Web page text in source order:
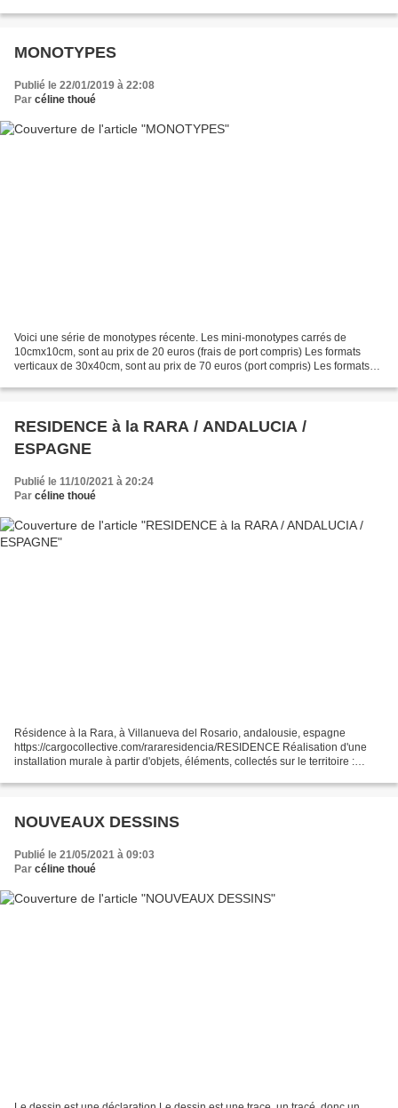
MONOTYPES
Publié le 22/01/2019 à 22:08
Par céline thoué
Voici une série de monotypes récente. Les mini-monotypes carrés de
10cmx10cm, sont au prix de 20 euros (frais de port compris) Les formats
verticaux de 30x40cm, sont au prix de 70 euros (port compris) Les formats
RESIDENCE à la RARA / ANDALUCIA /
ESPAGNE
Publié le 11/10/2021 à 20:24
Par céline thoué
Résidence à la Rara, à Villanueva del Rosario, andalousie, espagne
https://cargocollective.com/rararesidencia/RESIDENCE Réalisation d'une
installation murale à partir d'objets, éléments, collectés sur le territoire :
NOUVEAUX DESSINS
Publié le 21/05/2021 à 09:03
Par céline thoué